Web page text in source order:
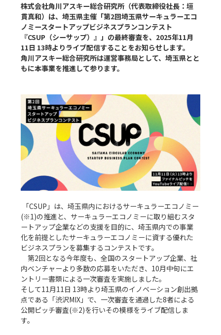
株式会社角川アスキー総合研究所（代表取締役社長：垣
貫真和）は、埼玉県主催「第2回埼玉県サーキュラーエコ
ノミースタートアップビジネスプランコンテスト
『CSUP（シーサップ）』」の最終審査を、2025年11月
11日 13時よりライブ配信することをお知らせします。
角川アスキー総合研究所は運営事務局として、埼玉県とと
もに本事業を推進して参ります。
(※1)の推進と、サーキュラーエコノミーに取り組むスタ
ートアップ企業などの支援を目的に、埼玉県内での事業
化を前提としたサーキュラーエコノミーに資する優れた
ビジネスプランを募集するコンテストです。
第2回となる今年度も、全国のスタートアップ企業、社
内ベンチャーより多数の応募をいただき、10月中旬にエ
ントリー書類による一次審査を実施しました。
そして11月11日 13時より埼玉県のイノベーション創出拠
点である「渋沢MIX」で、一次審査を通過した8者による
公開ピッチ審査(※2)を行いその模様をライブ配信しま
す。